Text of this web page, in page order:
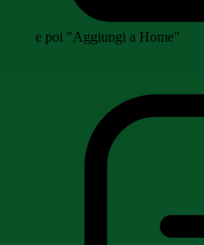
e poi "Aggiungi a Home"